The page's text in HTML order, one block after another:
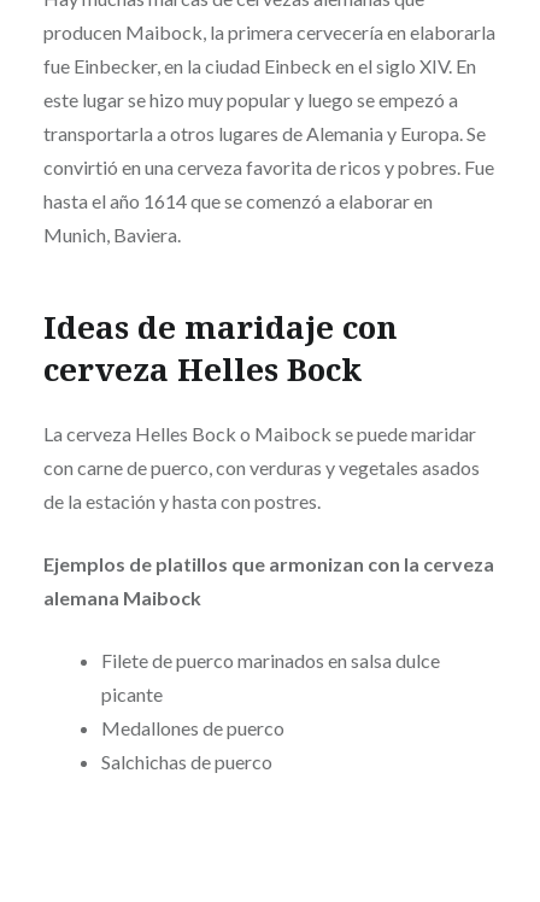
producen Maibock, la primera cervecería en elaborarla
fue Einbecker, en la ciudad Einbeck en el siglo XIV. En
este lugar se hizo muy popular y luego se empezó a
transportarla a otros lugares de Alemania y Europa. Se
convirtió en una cerveza favorita de ricos y pobres. Fue
hasta el año 1614 que se comenzó a elaborar en
Munich, Baviera.
Ideas de maridaje con
cerveza Helles Bock
La cerveza Helles Bock o Maibock se puede maridar
con carne de puerco, con verduras y vegetales asados
de la estación y hasta con postres.
Ejemplos de platillos que armonizan con la cerveza
alemana Maibock
Filete de puerco marinados en salsa dulce
picante
Medallones de puerco
Salchichas de puerco